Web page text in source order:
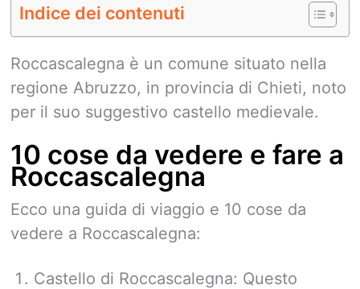
Indice dei contenuti
Roccascalegna è un comune situato nella
regione Abruzzo, in provincia di Chieti, noto
per il suo suggestivo castello medievale.
10 cose da vedere e fare a
Roccascalegna
Ecco una guida di viaggio e 10 cose da
vedere a Roccascalegna:
Castello di Roccascalegna: Questo